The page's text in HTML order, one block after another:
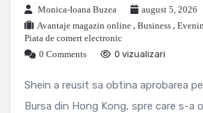
Monica-Ioana Buzea
august 5, 2026
Avantaje magazin online , Business ,
Piata de comert electronic
0 Comments
0 vizualizari
Shein a reusit sa obtina aprobarea
Bursa din Hong Kong, spre care s-a